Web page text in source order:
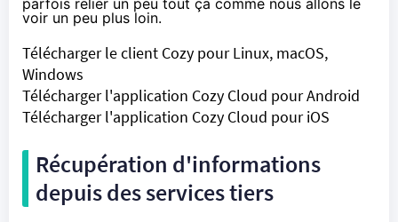
parfois relier un peu tout ça comme nous allons le
voir un peu plus loin.
Télécharger le client Cozy pour Linux, macOS,
Windows
Télécharger l'application Cozy Cloud pour Android
Télécharger l'application Cozy Cloud pour iOS
Récupération d'informations
depuis des services tiers